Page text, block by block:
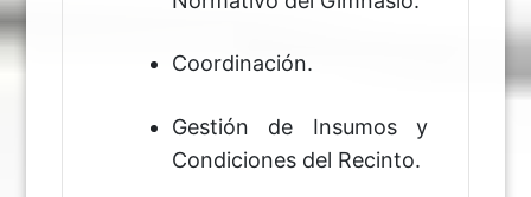
Coordinación.
Gestión de Insumos y
Condiciones del Recinto.